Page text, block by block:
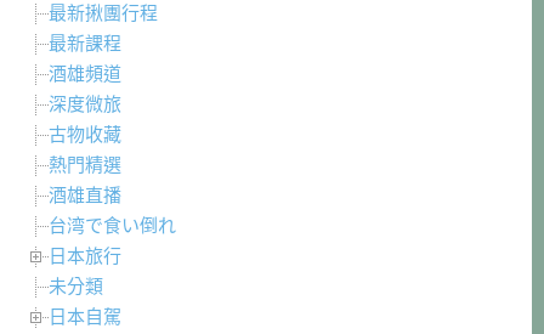
最新揪團行程
最新課程
酒雄頻道
深度微旅
古物收藏
熱門精選
酒雄直播
台湾で食い倒れ
日本旅行
未分類
日本自駕